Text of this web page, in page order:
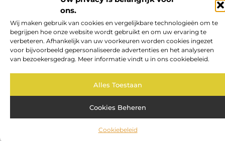
ons.
Wij maken gebruik van cookies en vergelijkbare technologieën om te
begrijpen hoe onze website wordt gebruikt en om uw ervaring te
verbeteren. Afhankelijk van uw voorkeuren worden cookies ingezet
voor bijvoorbeeld gepersonaliseerde advertenties en het analyseren
van bezoekersgedrag. Meer informatie vindt u in ons cookiebeleid.
Alles Toestaan
Cookies Beheren
Cookiebeleid